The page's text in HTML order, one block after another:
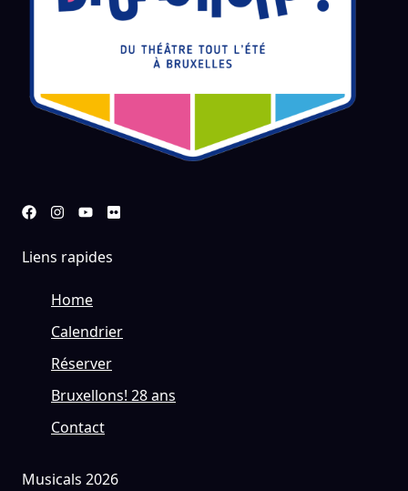
Liens rapides
Home
Calendrier
Réserver
Bruxellons! 28 ans
Contact
Musicals 2026